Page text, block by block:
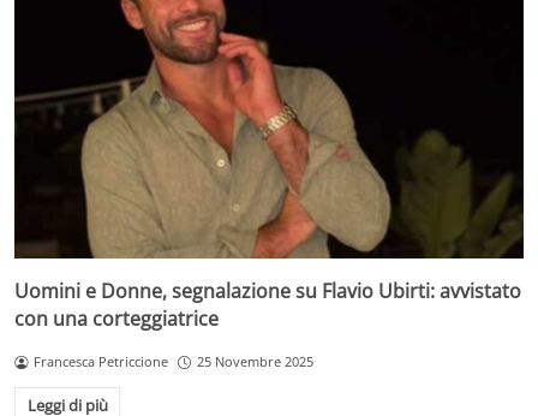
Uomini e Donne, segnalazione su Flavio Ubirti: avvistato
con una corteggiatrice
Francesca Petriccione 25 Novembre 2025
Leggi di più